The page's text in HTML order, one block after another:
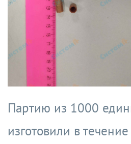
Партию из 1000
изготовили в